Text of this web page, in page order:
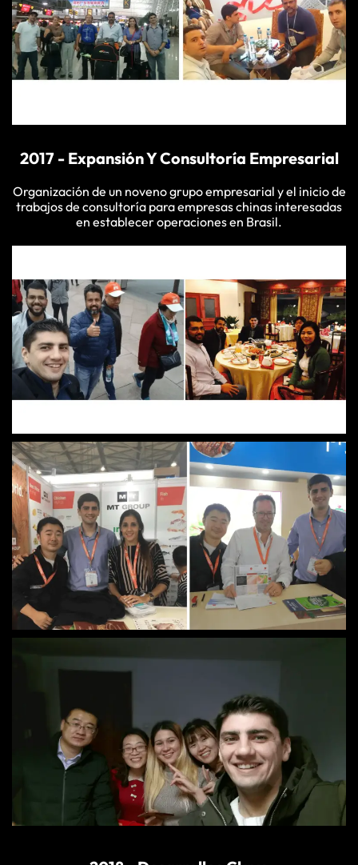
2017 - Expansión Y Consultoría Empresarial
Organización de un noveno grupo empresarial y el inicio de
trabajos de consultoría para empresas chinas interesadas
en establecer operaciones en Brasil.